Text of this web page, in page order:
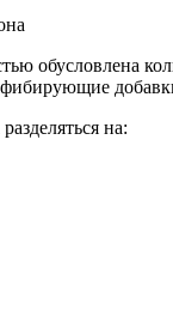
обусловлена
на: